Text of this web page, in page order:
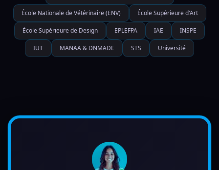
École Nationale de Vétérinaire (ENV) École Supérieure d'Art
École Supérieure de Design EPLEFPA IAE INSPE
IUT MANAA & DNMADE STS Université